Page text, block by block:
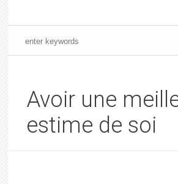
Avoir une
estime de soi